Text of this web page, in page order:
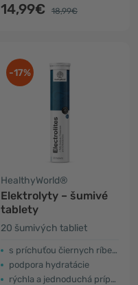
14,99€ 18,99€
-17%
HealthyWorld®
Elektrolyty – šumivé
tablety
20 šumivých tabliet
s príchuťou čiernych ríbezlí
podpora hydratácie
rýchla a jednoduchá príprava